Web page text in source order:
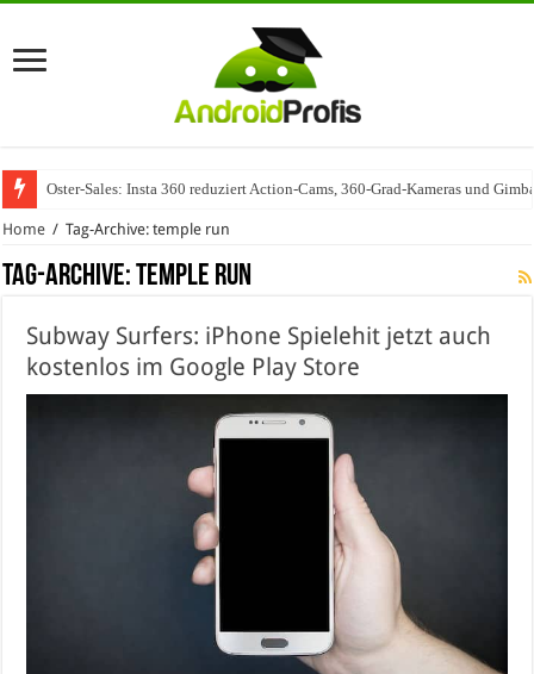
Oster-Sales: Insta 360 reduziert Action-Cams, 360-Grad-Kameras und
Home / Tag-Archive: temple run
Tag-Archive:temple run
Subway Surfers: iPhone Spielehit jetzt auch
kostenlos im Google Play Store